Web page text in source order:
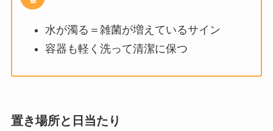
水が濁る＝雑菌が増えているサイン
容器も軽く洗って清潔に保つ
置き場所と日当たり